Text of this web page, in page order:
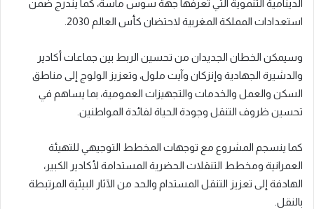
الدينامية التنموية التي تعرفها جهة سوس ماسة، كما يندرج ضمن
استعدادات المملكة المغربية لاحتضان كأس العالم 2030.
وسيمكن الخطان الجديدان من تحسين الربط بين جماعات أكادير
والدشيرة الجهادية وإنزكان وآيت ملول، وتعزيز الولوج إلى مناطق
السكن والعمل والخدمات والتجهيزات العمومية، بما يساهم في
تحسين ظروف التنقل وجودة الحياة لفائدة المواطنين.
كما ينسجم المشروع مع توجهات المخطط التوجيهي للتهيئة
العمرانية ومخطط التنقلات الحضرية المستدامة لأكادير الكبير،
الهادفة إلى تعزيز التنقل المستدام والحد من الآثار البيئية المرتبطة
بالنقل.